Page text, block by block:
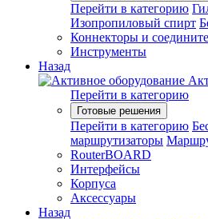
Перейти в категорию
Изопропиловый спирт
Коннекторы и
Инструменты
Назад
Перейти в категорию
Готовые решения
Перейти в категорию
маршрутизаторы
RouterBOARD
Интерфейсы
Корпуса
Аксессуары
Назад